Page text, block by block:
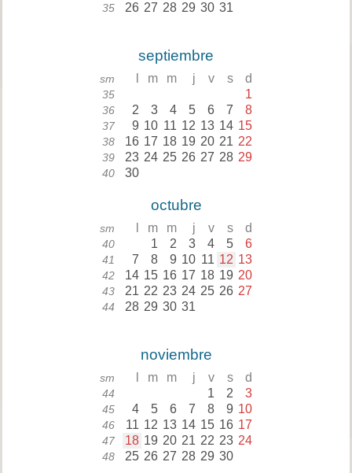
35 26 27 28 29 30 31
septiembre
sm m m j v s d
35 1
36 2 3 4 5 6 7 8
37 9 10 11 12 13 14 15
38 16 17 18 19 20 21 22
39 23 24 25 26 27 28 29
40 30
octubre
sm m m j v s d
40 1 2 3 4 5 6
41 7 8 9 10 11 12 13
42 14 15 16 17 18 19 20
43 21 22 23 24 25 26 27
44 28 29 30 31
noviembre
sm m m j v s d
44 1 2 3
45 4 5 6 7 8 9 10
46 11 12 13 14 15 16 17
47 18 19 20 21 22 23 24
48 25 26 27 28 29 30